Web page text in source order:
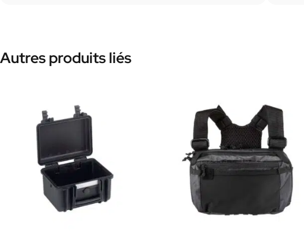
Autres produits liés